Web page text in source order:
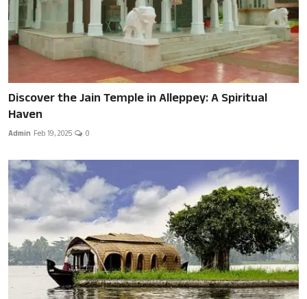
Discover the Jain Temple in Alleppey: A Spiritual
Haven
Admin Feb 19, 2025 0